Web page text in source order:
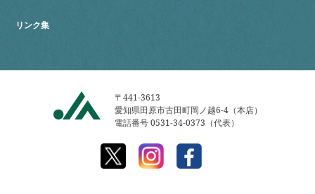
リンク集
〒441-3613
愛知県田原市古田町岡ノ越6-4（本店）
電話番号 0531-34-0373（代表）